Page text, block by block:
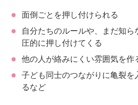
面倒ごとを押し付けられる
自分たちのルールや、まだ知
圧的に押し付けてくる
他の人が絡みにくい雰囲気を作
子ども同士のつながりに亀裂を
るなど